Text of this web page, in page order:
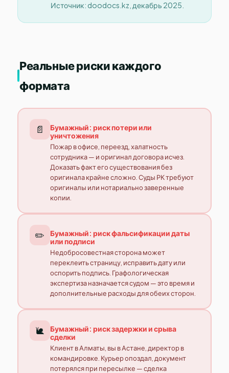
Источник: doodocs.kz, декабрь 2025.
Реальные риски каждого
формата
📄
Бумажный: риск потери или
уничтожения
Пожар в офисе, переезд, халатность
сотрудника — и оригинал договора исчез.
Доказать факт его существования без
оригинала крайне сложно. Суды РК требуют
оригиналы или нотариально заверенные
копии.
✏️
Бумажный: риск фальсификации даты
или подписи
Недобросовестная сторона может
переклеить страницу, исправить дату или
оспорить подпись. Графологическая
экспертиза назначается судом — это время и
дополнительные расходы для обеих сторон.
🐌
Бумажный: риск задержки и срыва
сделки
Клиент в Алматы, вы в Астане, директор в
командировке. Курьер опоздал, документ
потерялся при пересылке — сделка